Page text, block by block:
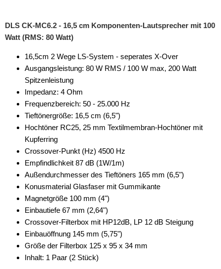
DLS CK-MC6.2 - 16,5 cm Komponenten-Lautsprecher mit 100
Watt (RMS: 80 Watt)
16,5cm 2 Wege LS-System - seperates X-Over
Ausgangsleistung: 80 W RMS / 100 W max, 200 Watt
Spitzenleistung
Impedanz: 4 Ohm
Frequenzbereich: 50 - 25.000 Hz
Tieftönergröße: 16,5 cm (6,5")
Hochtöner RC25, 25 mm Textilmembran-Hochtöner mit
Kupferring
Crossover-Punkt (Hz) 4500 Hz
Empfindlichkeit 87 dB (1W/1m)
Außendurchmesser des Tieftöners 165 mm (6,5")
Konusmaterial Glasfaser mit Gummikante
Magnetgröße 100 mm (4")
Einbautiefe 67 mm (2,64")
Crossover-Filterbox mit HP12dB, LP 12 dB Steigung
Einbauöffnung 145 mm (5,75")
Größe der Filterbox 125 x 95 x 34 mm
Inhalt: 1 Paar (2 Stück)